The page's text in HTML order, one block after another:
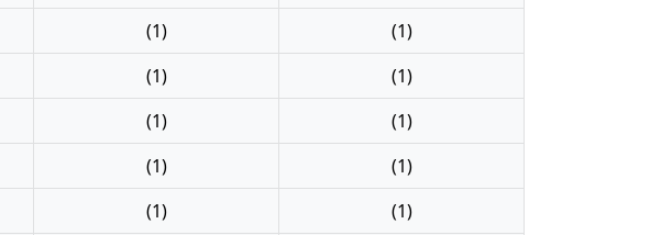
(1)
(1)
(1)
(1)
(1)
(1)
(1)
(1)
(1)
(1)